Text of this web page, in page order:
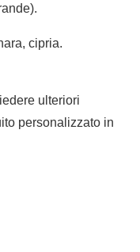
cipria.
ulteriori
personalizzato in